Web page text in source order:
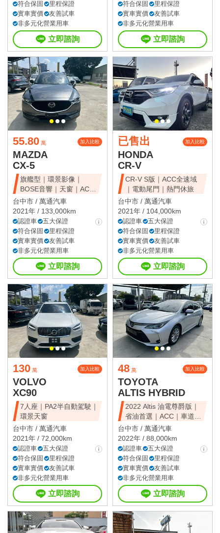
符合保固
里程保證
實車實價
友善試車
非多元化營業用車
立即諮詢
符合保固
里程保證
實車實價
友善試車
非多元化營業用車
立即諮詢
55.80 萬 加入比較
MAZDA
CX-5
旗艦型｜環景影像｜
BOSE音響｜天窗｜ACC
全速域｜質感休旅
台中市 / 萬通汽車
2021年 / 133,000km
認證車
五大保證
符合保固
里程保證
實車實價
友善試車
非多元化營業用車
立即諮詢
已售出 加入比較
HONDA
CR-V
CR-V S版｜ACC全速域
｜電動尾門｜熱門休旅
台中市 / 萬通汽車
2021年 / 104,000km
認證車
五大保證
符合保固
里程保證
實車實價
友善試車
非多元化營業用車
立即諮詢
130 萬 加入比較
VOLVO
XC90
7人座｜PA2半自動駕駛｜
環景天窗
台中市 / 萬通汽車
2021年 / 72,000km
認證車
五大保證
符合保固
里程保證
實車實價
友善試車
非多元化營業用車
立即諮詢
48 萬 加入比較
TOYOTA
ALTIS HYBRID
2022 Altis 油電尊爵版｜
省油首選｜ACC｜車道維
持
台中市 / 萬通汽車
2022年 / 88,000km
認證車
五大保證
符合保固
里程保證
實車實價
友善試車
非多元化營業用車
立即諮詢